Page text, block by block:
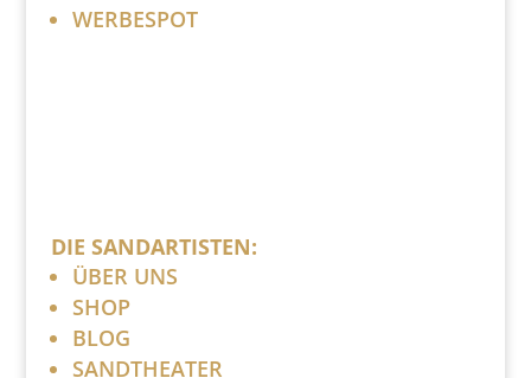
WERBESPOT
DIE SANDARTISTEN:
ÜBER UNS
SHOP
BLOG
SANDTHEATER